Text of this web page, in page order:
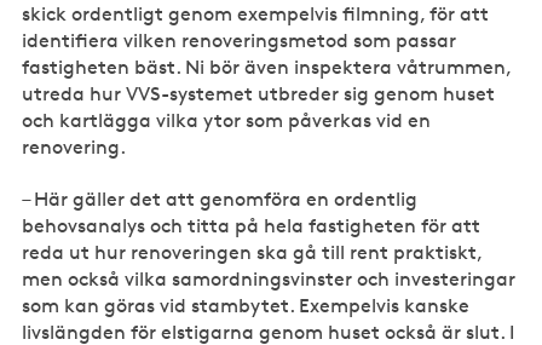
skick ordentligt genom exempelvis filmning, för att
identifiera vilken renoveringsmetod som passar
fastigheten bäst. Ni bör även inspektera våtrummen,
utreda hur VVS-systemet utbreder sig genom huset
och kartlägga vilka ytor som påverkas vid en
renovering.
– Här gäller det att genomföra en ordentlig
behovsanalys och titta på hela fastigheten för att
reda ut hur renoveringen ska gå till rent praktiskt,
men också vilka samordningsvinster och investeringar
som kan göras vid stambytet. Exempelvis kanske
livslängden för elstigarna genom huset också är slut. I